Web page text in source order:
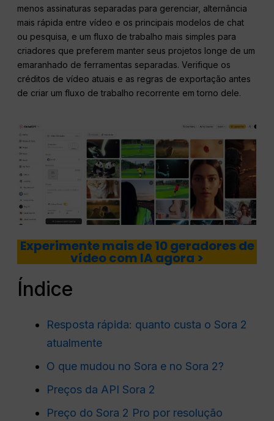
menos assinaturas separadas para gerenciar, alternância
mais rápida entre vídeo e os principais modelos de chat
ou pesquisa, e um fluxo de trabalho mais simples para
criadores que preferem manter seus projetos longe de um
emaranhado de ferramentas separadas. Verifique os
créditos de vídeo atuais e as regras de exportação antes
de criar um fluxo de trabalho recorrente em torno dele.
Experimente mais de 10 geradores de
vídeo com IA agora >
Índice
Resposta rápida: quanto custa o Sora 2
atualmente
O que mudou no Sora e no Sora 2?
Preços da API Sora 2
Preço do Sora 2 Pro por resolução